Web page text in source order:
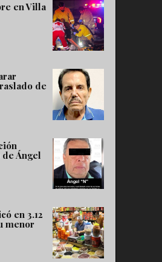
en Villa
de
Ángel
en 3.12
menor